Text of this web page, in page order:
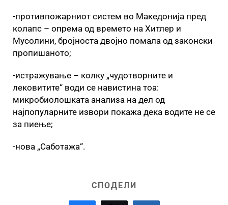
-противпожарниот систем во Македонија пред
колапс – опрема од времето на Хитлер и
Мусолини, бројноста двојно помала од законски
пропишаното;
-истражување – колку „чудотворните и
лековитите“ води се навистина тоа:
микробиолошката анализа на дел од
најпопуларните извори покажа дека водите не се
за пиење;
-нова „Саботажа“.
СПОДЕЛИ